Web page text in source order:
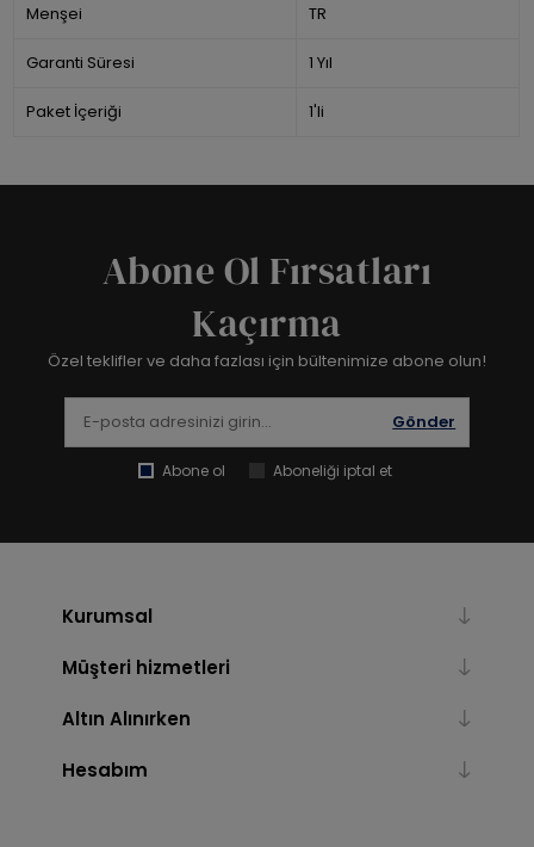
Menşei TR
Garanti Süresi 1 Yıl
Paket İçeriği 1'li
Abone Ol Fırsatları
Kaçırma
Özel teklifler ve daha fazlası için bültenimize abone olun!
Gönder
Abone ol Aboneliği iptal et
Kurumsal
Müşteri hizmetleri
Altın Alınırken
Hesabım